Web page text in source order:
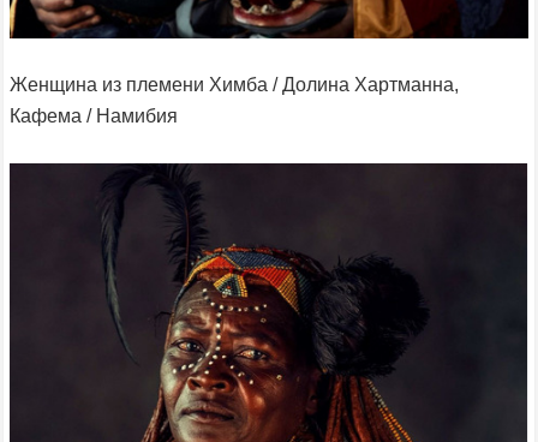
Женщина из племени Химба / Долина Хартманна,
Кафема / Намибия